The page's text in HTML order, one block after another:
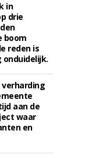
in
drie
boom
reden is
onduidelijk.
aan de
waar
en